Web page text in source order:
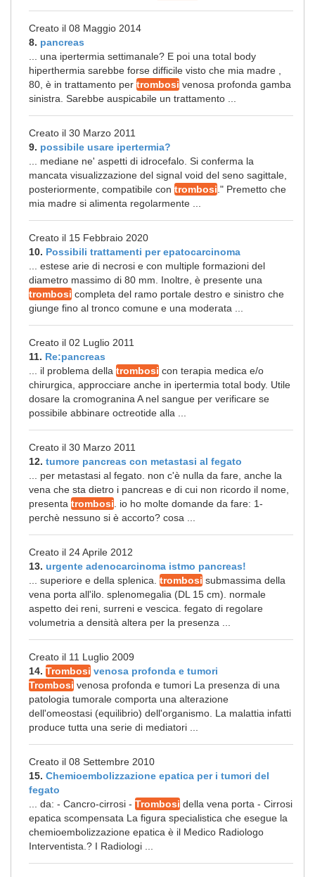
Creato il 08 Maggio 2014
8. pancreas
... una ipertermia settimanale? E poi una total body
hiperthermia sarebbe forse difficile visto che mia madre ,
80, è in trattamento per trombosi venosa profonda gamba
sinistra. Sarebbe auspicabile un trattamento ...
Creato il 30 Marzo 2011
9. possibile usare ipertermia?
... mediane ne' aspetti di idrocefalo. Si conferma la
mancata visualizzazione del signal void del seno sagittale,
posteriormente, compatibile con trombosi ." Premetto che
mia madre si alimenta regolarmente ...
Creato il 15 Febbraio 2020
10. Possibili trattamenti per epatocarcinoma
... estese arie di necrosi e con multiple formazioni del
diametro massimo di 80 mm. Inoltre, è presente una
trombosi completa del ramo portale destro e sinistro che
giunge fino al tronco comune e una moderata ...
Creato il 02 Luglio 2011
11. Re:pancreas
... il problema della trombosi con terapia medica e/o
chirurgica, approcciare anche in ipertermia total body. Utile
dosare la cromogranina A nel sangue per verificare se
possibile abbinare octreotide alla ...
Creato il 30 Marzo 2011
12. tumore pancreas con metastasi al fegato
... per metastasi al fegato. non c'è nulla da fare, anche la
vena che sta dietro i pancreas e di cui non ricordo il nome,
presenta trombosi . io ho molte domande da fare: 1-
perchè nessuno si è accorto? cosa ...
Creato il 24 Aprile 2012
13. urgente adenocarcinoma istmo pancreas!
... superiore e della splenica. trombosi submassima della
vena porta all'ilo. splenomegalia (DL 15 cm). normale
aspetto dei reni, surreni e vescica. fegato di regolare
volumetria a densità altera per la presenza ...
Creato il 11 Luglio 2009
14. Trombosi venosa profonda e tumori
Trombosi venosa profonda e tumori La presenza di una
patologia tumorale comporta una alterazione
dell'omeostasi (equilibrio) dell'organismo. La malattia infatti
produce tutta una serie di mediatori ...
Creato il 08 Settembre 2010
15. Chemioembolizzazione epatica per i tumori del
fegato
... da: - Cancro-cirrosi - Trombosi della vena porta - Cirrosi
epatica scompensata La figura specialistica che esegue la
chemioembolizzazione epatica è il Medico Radiologo
Interventista.? I Radiologi ...